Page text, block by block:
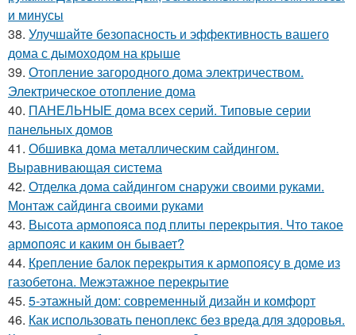
и минусы
38. Улучшайте безопасность и эффективность вашего
дома с дымоходом на крыше
39. Отопление загородного дома электричеством.
Электрическое отопление дома
40. ПАНЕЛЬНЫЕ дома всех серий. Типовые серии
панельных домов
41. Обшивка дома металлическим сайдингом.
Выравнивающая система
42. Отделка дома сайдингом снаружи своими руками.
Монтаж сайдинга своими руками
43. Высота армопояса под плиты перекрытия. Что такое
армопояс и каким он бывает?
44. Крепление балок перекрытия к армопоясу в доме из
газобетона. Межэтажное перекрытие
45. 5-этажный дом: современный дизайн и комфорт
46. Как использовать пеноплекс без вреда для здоровья.